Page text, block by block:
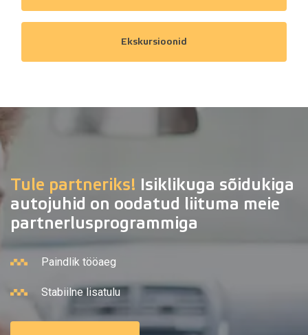
Ekskursioonid
Tule partneriks! Isiklikuga sõidukiga
autojuhid on oodatud liituma meie
partnerlusprogrammiga
Paindlik tööaeg
Stabiilne lisatulu